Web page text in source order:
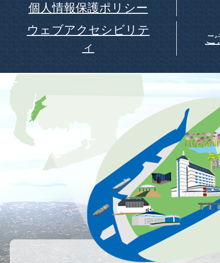
個人情報保護ポリシー
ウェブアクセシビリテ
ィ